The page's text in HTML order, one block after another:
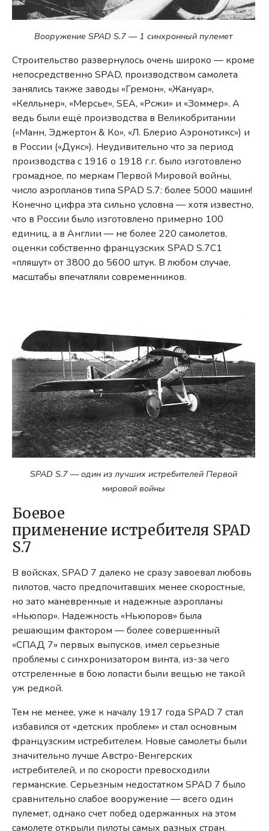
Вооружение SPAD S.7 — 1 синхронный пулемет
Строительство развернулось очень широко — кроме
непосредственно SPAD, производством самолета
занялись также заводы «Гремон», «Жануар»,
«Келльнер», «Мерсье», SEA, «Рсжи» и «Зоммер». А
ведь были ещё производства в Великобритании
(«Манн, Эджертон & Ко», «Л. Блерио Аэронотикс») и
в России («Дукс»). Неудивительно что за период
производства с 1916 о 1918 г.г. было изготовлено
громадное, по меркам Первой Мировой войны,
число аэропланов типа SPAD S.7: более 5000 машин!
Конечно цифра эта сильно условна — хотя известно,
что в России было изготовлено примерно 100
единиц, а в Англии — не более 220 самолетов,
оценки собственно французских SPAD S.7C1
«пляшут» от 3800 до 5600 штук. В любом случае,
масштабы впечатляли современников.
SPAD S.7 — один из лучших истребителей Первой
мировой войны
Боевое
применение истребителя SPAD
S.7
В войсках, SPAD 7 далеко не сразу завоевал любовь
пилотов, часто предпочитавших менее скоростные,
но зато маневренные и надежные аэропланы
«Ньюпор». Надежность «Ньюпоров» была
решающим фактором — более совершенный
«СПАД 7» первых выпусков, имел серьезные
проблемы с синхронизатором винта, из-за чего
отстреленные в бою лопасти были вещью не такой
уж редкой.
Тем не менее, уже к началу 1917 года SPAD 7 стал
избавился от «детских проблем» и стал основным
французским истребителем. Новые самолеты были
значительно лучше Австро-Венгерских
истребителей, и по скорости превосходили
германские. Серьезным недостатком SPAD 7 было
сравнительно слабое вооружение — всего один
пулемет, однако счет побед одержанных на этом
самолете открыли пилоты самых разных стран.